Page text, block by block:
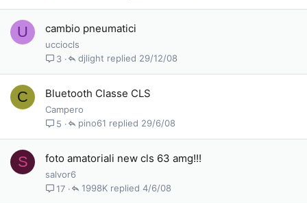
U cambio pneumatici
ucciocls
3
29/12/08
djlight
C Bluetooth Classe CLS
Campero
5
29/6/08
pino61
S foto amatoriali new cls 63 amg!!!
salvor6
17
4/6/08
1998K